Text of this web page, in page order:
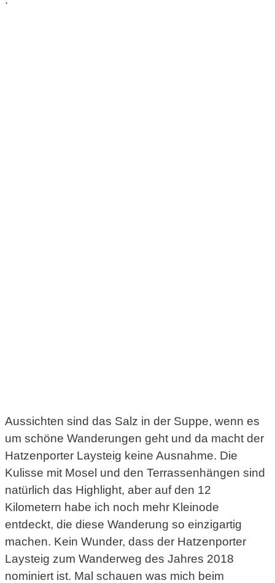
Aussichten sind das Salz in der Suppe, wenn es
um schöne Wanderungen geht und da macht der
Hatzenporter Laysteig keine Ausnahme. Die
Kulisse mit Mosel und den Terrassenhängen sind
natürlich das Highlight, aber auf den 12
Kilometern habe ich noch mehr Kleinode
entdeckt, die diese Wanderung so einzigartig
machen. Kein Wunder, dass der Hatzenporter
Laysteig zum Wanderweg des Jahres 2018
nominiert ist. Mal schauen was mich beim